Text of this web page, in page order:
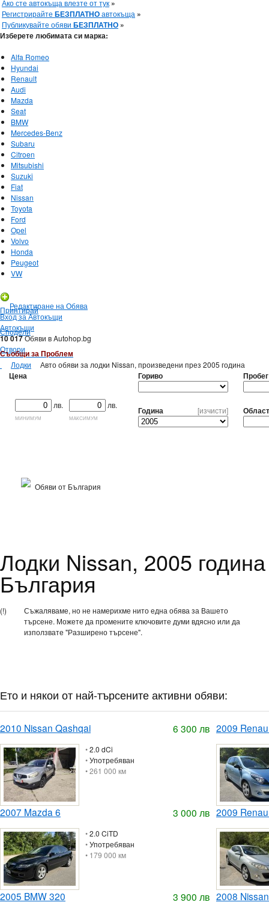
Ако сте автокъща влезте от тук »
Регистрирайте БЕЗПЛАТНОавтокъща »
Публикувайте обяви БЕЗПЛАТНО »
Изберете любимата си марка:
Alfa Romeo
Hyundai
Renault
Audi
Mazda
Seat
BMW
Mercedes-Benz
Subaru
Citroen
Mitsubishi
Suzuki
Fiat
Nissan
Toyota
Ford
Opel
Volvo
Honda
Peugeot
VW
Редактиране на Обява
Вход за Автокъщи
Автокъщи
10 017Обяви в Autohop.bg
Отвори
Принтирай
Сподели
Съобщи за Проблем
Лодки Авто обяви за лодки Nissan, произведени през 2005 година
Цена
лв.
минимум
лв.
максимум
Гориво
[изчисти]
Година
Пробег
Област
Обяви от България
Лодки Nissan, 2005
България
(!)
Съжаляваме, но не намерихме нито една обява за Вашето
търсене. Можете да промените ключовите думи вдясно или да
използвате "Разширено търсене".
Ето и някои от най-търсените активни обяви:
6 300 лв
2010 Nissan Qashqai
•2.0 dCi
•Употребяван
• 261 000 км
2009
3 000 лв
2007 Mazda 6
•2.0 CiTD
•Употребяван
• 179 000 км
2009
3 900 лв
2005 BMW 320 2008